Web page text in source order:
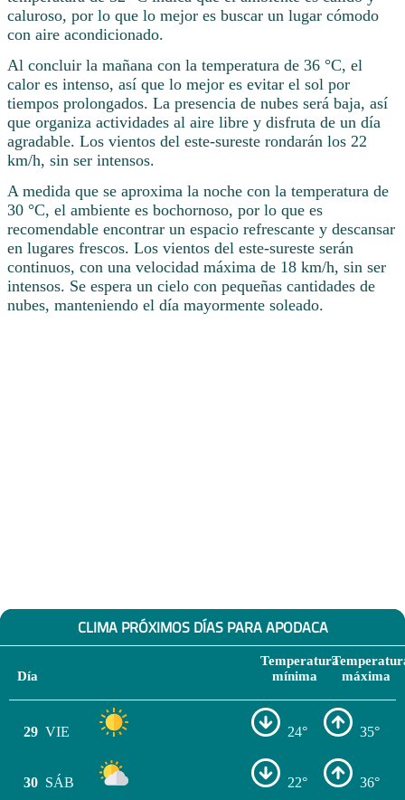
caluroso, por lo que lo mejor es buscar un lugar cómodo
con aire acondicionado.
Al concluir la mañana con la temperatura de 36 °C, el
calor es intenso, así que lo mejor es evitar el sol por
tiempos prolongados. La presencia de nubes será baja, así
que organiza actividades al aire libre y disfruta de un día
agradable. Los vientos del este-sureste rondarán los 22
km/h, sin ser intensos.
A medida que se aproxima la noche con la temperatura de
30 °C, el ambiente es bochornoso, por lo que es
recomendable encontrar un espacio refrescante y descansar
en lugares frescos. Los vientos del este-sureste serán
continuos, con una velocidad máxima de 18 km/h, sin ser
intensos. Se espera un cielo con pequeñas cantidades de
nubes, manteniendo el día mayormente soleado.
CLIMA PRÓXIMOS DÍAS PARA APODACA
Día
Temperatura
mínima
máxima
29 VIE 24° 35°
30 SÁB 22° 36°